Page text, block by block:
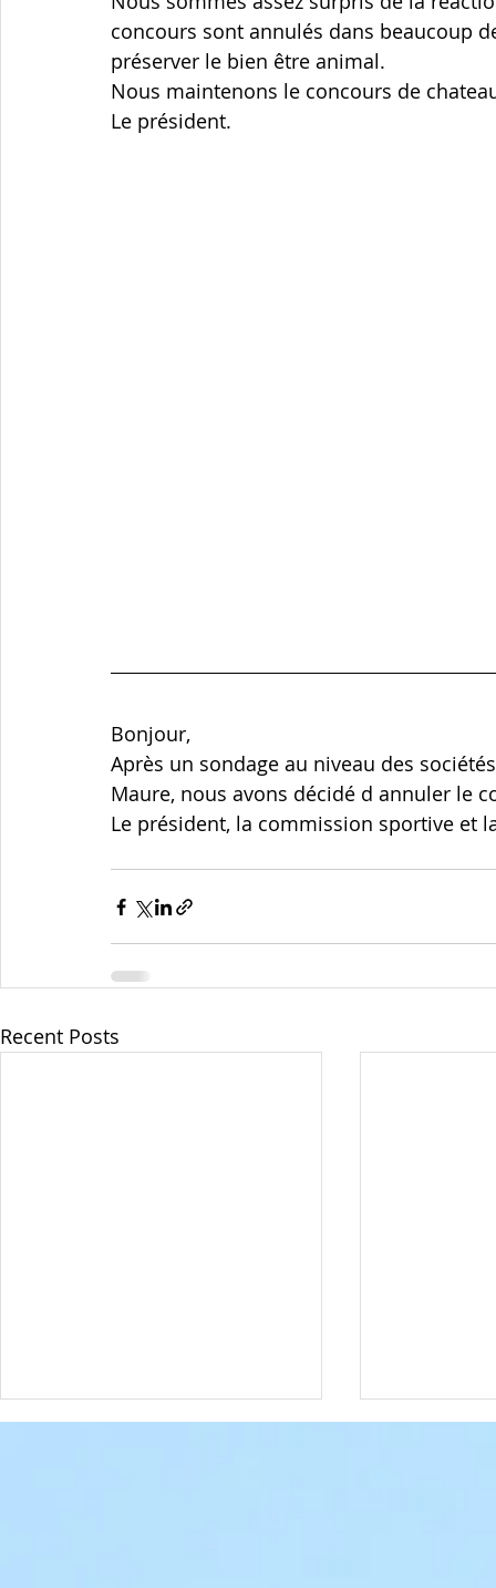
concours sont annulés dans beaucoup
préserver le bien être animal.
Nous maintenons le concours de
Le président.
Bonjour,
Après un sondage au niveau des
Maure, nous avons décidé d annuler le
Le président, la commission sportive et
Recent Posts